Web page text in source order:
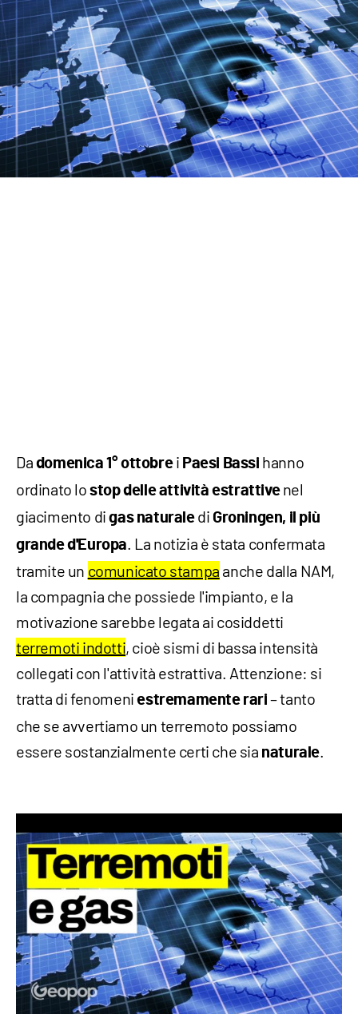
Da domenica 1° ottobrei Paesi Bassi hanno
ordinato lostop delle attività estrattivenel
giacimento digas naturaledi Groningen, il più
grande d'Europa. La notizia è stata confermata
tramite un comunicato stampa anche dalla NAM,
la compagnia che possiede l'impianto, e la
motivazione sarebbe legata ai cosiddetti
terremoti indotti, cioè sismi di bassa intensità
collegati con l'attività estrattiva. Attenzione: si
tratta di fenomeniestremamente rari – tanto
che se avvertiamo un terremoto possiamo
essere sostanzialmente certi che sia naturale.